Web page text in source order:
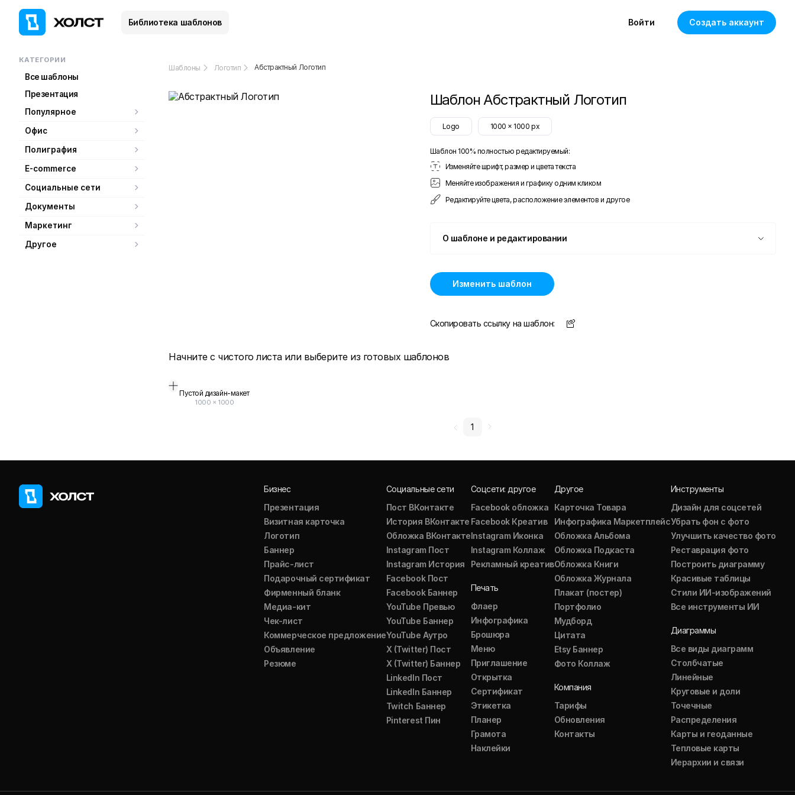
Библиотека шаблонов Войти Создать аккаунт
КАТЕГОРИИ
Все шаблоны
Презентация
Популярное
Офис
Полиграфия
E-commerce
Социальные сети
Документы
Маркетинг
Другое
Шаблоны Логотип Абстрактный Логотип
Шаблон Абстрактный Логотип
Logo 1000 x 1000 px
Шаблон 100% полностью редактируемый:
Изменяйте шрифт, размер и цвета текста
Меняйте изображения и графику одним кликом
Редактируйте цвета, расположение элементов и другое
О шаблоне и редактировании
Изменить шаблон
Скопировать ссылку на шаблон:
Начните с чистого листа или выберите из готовых шаблонов
Пустой дизайн-макет
1000 × 1000
1
Бизнес
Презентация
Визитная карточка
Логотип
Баннер
Прайс-лист
Подарочный сертификат
Фирменный бланк
Медиа-кит
Чек-лист
Коммерческое предложение
Объявление
Резюме
Социальные сети
Пост ВКонтакте
История ВКонтакте
Обложка ВКонтакте
Instagram Пост
Instagram История
Facebook Пост
Facebook Баннер
YouTube Превью
YouTube Баннер
YouTube Аутро
X (Twitter) Пост
X (Twitter) Баннер
LinkedIn Пост
LinkedIn Баннер
Twitch Баннер
Pinterest Пин
Соцсети: другое
Facebook обложка
Facebook Креатив
Instagram Иконка
Instagram Коллаж
Рекламный креатив
Печать
Флаер
Инфографика
Брошюра
Меню
Приглашение
Открытка
Сертификат
Этикетка
Планер
Грамота
Наклейки
Другое
Карточка Товара
Инфографика Маркетплейс
Обложка Альбома
Обложка Подкаста
Обложка Книги
Обложка Журнала
Плакат (постер)
Портфолио
Мудборд
Цитата
Etsy Баннер
Фото Коллаж
Компания
Тарифы
Обновления
Контакты
Инструменты
Дизайн для соцсетей
Убрать фон с фото
Улучшить качество фото
Реставрация фото
Построить диаграмму
Красивые таблицы
Стили ИИ-изображений
Все инструменты ИИ
Диаграммы
Все виды диаграмм
Столбчатые
Линейные
Круговые и доли
Точечные
Распределения
Карты и геоданные
Тепловые карты
Иерархии и связи